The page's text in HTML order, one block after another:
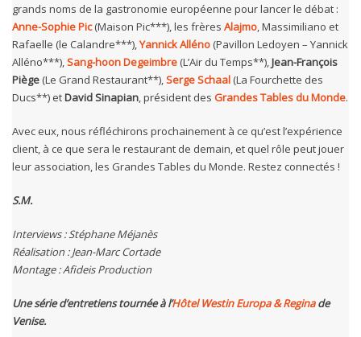
grands noms de la gastronomie européenne pour lancer le débat :
Anne-Sophie Pic(Maison Pic***), les frères Alajmo, Massimiliano et
Rafaelle (le Calandre***),Yannick Alléno (Pavillon Ledoyen – Yannick
Alléno***),Sang-hoon Degeimbre (L’Air du Temps**),Jean-François
Piège (Le Grand Restaurant**),Serge Schaal (La Fourchette des
Ducs**) etDavid Sinapian, président des Grandes Tables du Monde.
Avec eux, nous réfléchirons prochainement à ce qu’est l’expérience
client, à ce que sera le restaurant de demain, et quel rôle peut jouer
leur association, les Grandes Tables du Monde. Restez connectés !
S.M.
Interviews : Stéphane Méjanès
Réalisation : Jean-Marc Cortade
Montage : Afideis Production
Une série d’entretiens tournée à l’Hôtel Westin Europa & Reginade
Venise.